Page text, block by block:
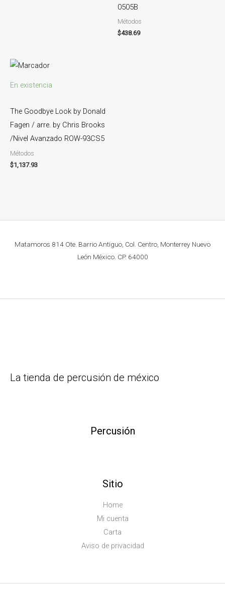
0505B
Métodos
$438.69
En existencia
The Goodbye Look by Donald
Fagen / arre. by Chris Brooks
/Nivel Avanzado ROW-93CS5
Métodos
$1,137.93
Matamoros 814 Ote. Barrio Antiguo, Col. Centro, Monterrey Nuevo
León México. CP. 64000
La tienda de percusión de méxico
Percusión
Sitio
Home
Mi cuenta
Carta
Aviso de privacidad